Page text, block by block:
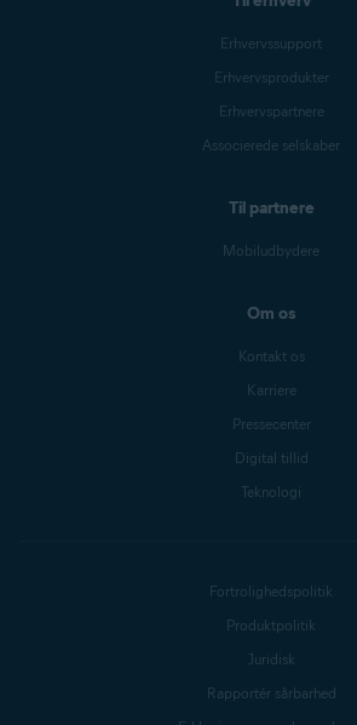
Erhvervssupport
Erhvervsprodukter
Erhvervspartnere
Associerede selskaber
Til partnere
Mobiludbydere
Om os
Kontakt os
Karriere
Pressecenter
Digital tillid
Teknologi
Fortrolighedspolitik
Produktpolitik
Juridisk
Rapportér sårbarhed